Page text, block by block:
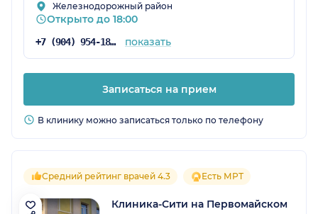
Железнодорожный район
Открыто до 18:00
+7 (904) 954-18-93 показать
Записаться на прием
В клинику можно записаться только по телефону
Средний рейтинг врачей 4.3 Есть МРТ
Клиника-Сити на Первомайском